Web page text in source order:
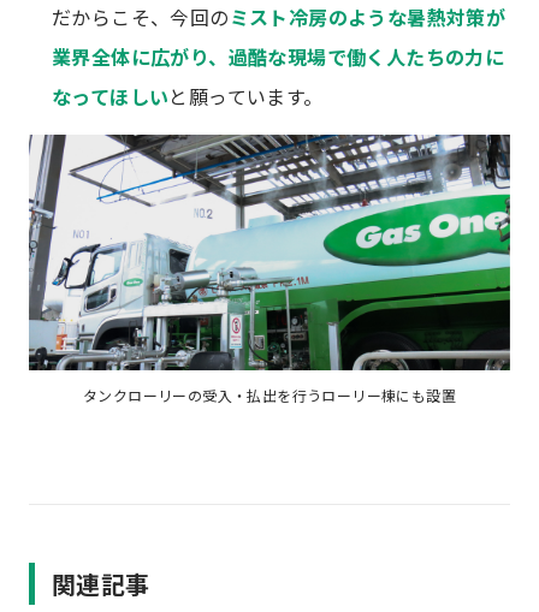
だからこそ、今回のミスト冷房のような暑熱対策が
業界全体に広がり、過酷な現場で働く人たちの力に
なってほしいと願っています。
タンクローリーの受入・払出を行うローリー棟にも設置
関連記事